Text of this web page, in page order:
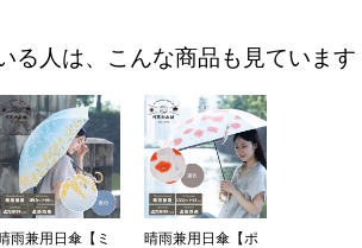
る人は、こんな商品も見ています
雨兼用日傘【ミ
晴雨兼用日傘【ポ